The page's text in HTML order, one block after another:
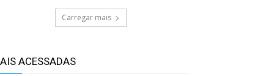
Carregar mais
ACESSADAS